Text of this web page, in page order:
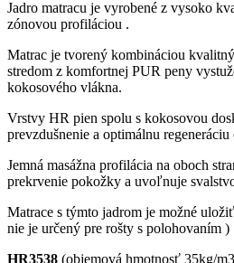
Jadro matracu je vyrobené z vysoko
zónovou profiláciou .
Matrac je tvorený kombináciou
stredom z komfortnej PUR peny
kokosového vlákna.
Vrstvy HR pien spolu s kokosovou
prevzdušnenie a optimálnu regeneráciu
Jemná masážna profilácia na oboch
prekrvenie pokožky a uvoľnuje
Matrace s týmto jadrom je možné
nie je určený pre rošty s polohovaním )
HR3538 (objemová hmotnosť 35kg/